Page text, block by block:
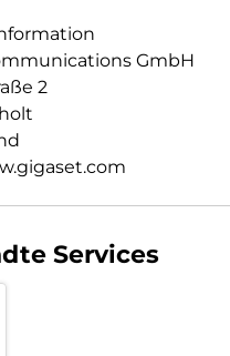
GmbH
2
Services